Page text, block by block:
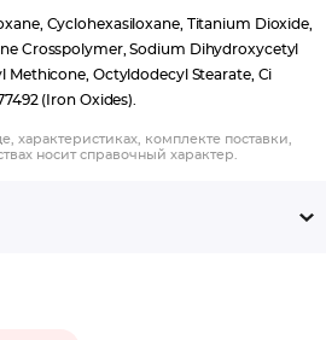
Cyclohexasiloxane, Titanium Dioxide,
Crosspolymer, Sodium Dihydroxycetyl
Methicone, Octyldodecyl Stearate, Ci
(Iron Oxides).
комплекте поставки,
носит справочный характер.